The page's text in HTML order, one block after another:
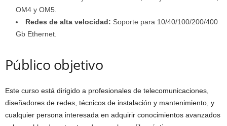
OM4 y OM5.
Redes de alta velocidad: Soporte para 10/40/100/200/400
Gb Ethernet.
Público objetivo
Este curso está dirigido a profesionales de telecomunicaciones,
diseñadores de redes, técnicos de instalación y mantenimiento, y
cualquier persona interesada en adquirir conocimientos avanzados